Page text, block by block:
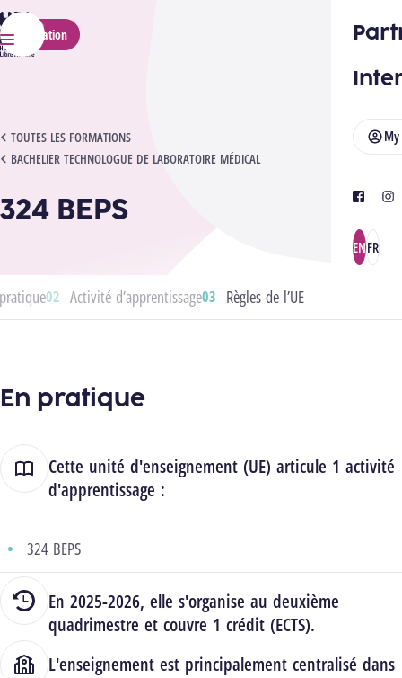
HELMo
Menu
My
facebook
ENFR
Application
TOUTES LES FORMATIONS
BACHELIER TECHNOLOGUE DE LABORATOIRE MÉDICAL
324 BEPS
324 BEPS
Activité d’apprentissage Règles de l’UE
En pratique
Cette unité d'enseignement (UE) articule 1 activité
d'apprentissage :
324 BEPS
En 2025-2026, elle s'organise au deuxième
quadrimestre et couvre 1 crédit (ECTS).
L'enseignement est principalement centralisé dans